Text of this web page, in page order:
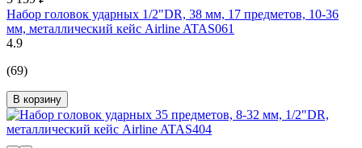
Набор головок ударных 1/2"DR, 38 мм, 17 предметов, 10-36
мм, металлический кейс Airline ATAS061
4.9
(69)
В корзину